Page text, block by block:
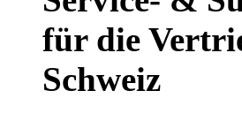
für die
Schweiz